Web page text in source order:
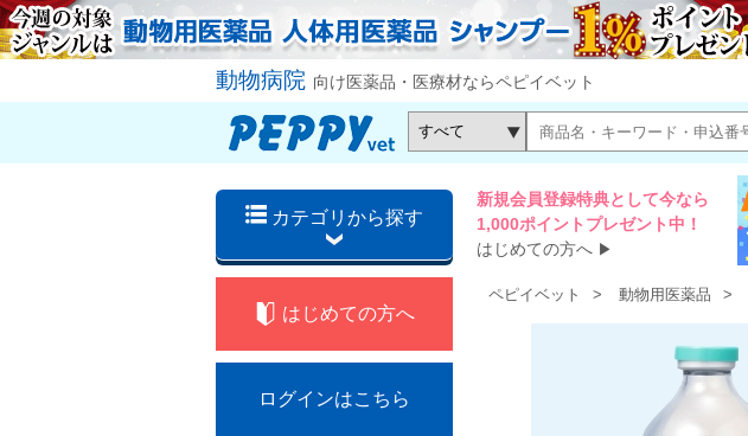
動物病院 向け医薬品・医療材ならペピイベット
カテゴリから探す
新規会員登録特典として今なら
1,000ポイントプレゼント中！
はじめての方へ ▶
はじめての方へ
ログインはこちら
ペピイベット 動物用医薬品